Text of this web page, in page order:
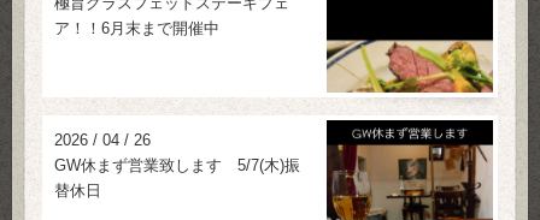
ア！！6月末まで開催中
2026 / 04 / 26
GW休まず営業致します 5/7(木)振
替休日